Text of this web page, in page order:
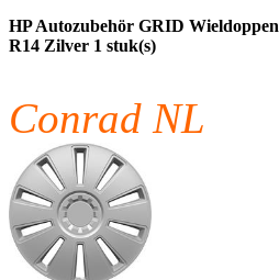
HP Autozubehör GRID Wieldoppen
R14 Zilver 1 stuk(s)
Conrad NL